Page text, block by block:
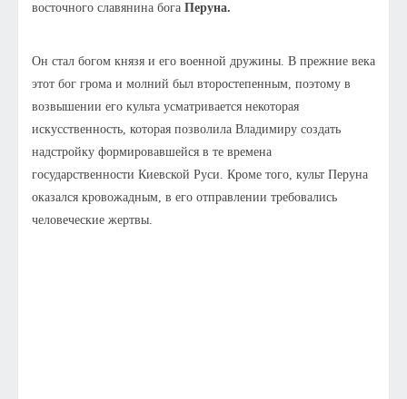
восточного славянина бога Перуна.
Он стал богом князя и его военной дружины. В прежние века
этот бог грома и молний был второстепенным, поэтому в
возвышении его культа усматривается некоторая
искусственность, которая позволила Владимиру создать
надстройку формировавшейся в те времена
государственности Киевской Руси. Кроме того, культ Перуна
оказался кровожадным, в его отправлении требовались
человеческие жертвы.